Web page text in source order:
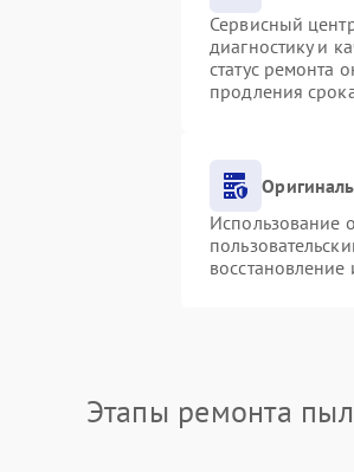
Сервисный
диагностику и
статус ремонта
продления
Использование
Этапы ремонта